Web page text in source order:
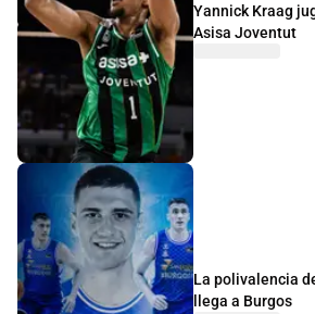
Yannick Kraag
Asisa Joventut
La polivalencia
llega a Burgos